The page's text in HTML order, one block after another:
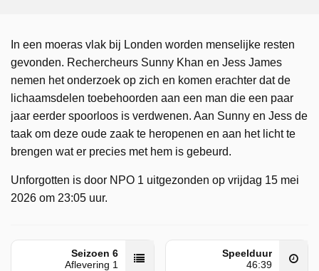
In een moeras vlak bij Londen worden menselijke resten
gevonden. Rechercheurs Sunny Khan en Jess James
nemen het onderzoek op zich en komen erachter dat de
lichaamsdelen toebehoorden aan een man die een paar
jaar eerder spoorloos is verdwenen. Aan Sunny en Jess de
taak om deze oude zaak te heropenen en aan het licht te
brengen wat er precies met hem is gebeurd.
Unforgotten is door NPO 1 uitgezonden op vrijdag 15 mei
2026 om 23:05 uur.
Seizoen 6
Aflevering 1
Speelduur
46:39